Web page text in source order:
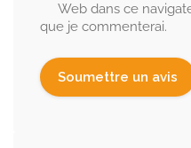
Web dans ce
que je commenterai.